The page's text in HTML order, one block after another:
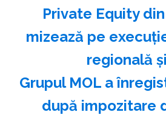
Private Equity
mizează pe
regională
Grupul MOL a
după impozitare